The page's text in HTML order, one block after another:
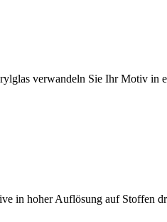
verwandeln Sie Ihr Motiv in
in hoher Auflösung auf Stoffen